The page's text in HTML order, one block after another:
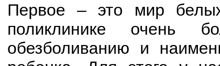
Первое – это мир
поликлинике очень
обезболиванию и